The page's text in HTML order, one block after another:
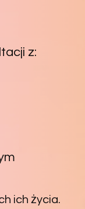
z:
ich życia.